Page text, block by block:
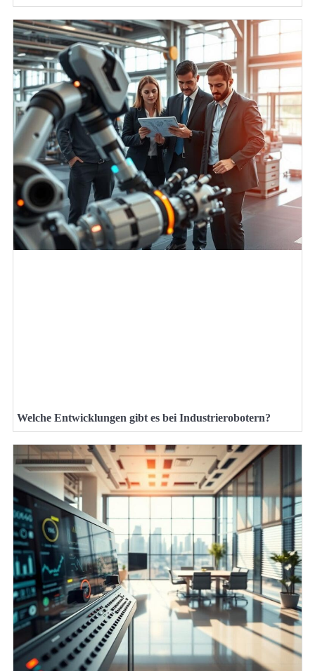
Welche Entwicklungen gibt es bei Industrierobotern?